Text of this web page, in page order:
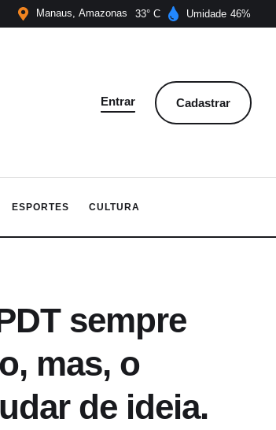
Manaus Amazonas 33 Umidade 46
Entrar Cadastrar
ESPORTES CULTURA
sempre
mas, o
de ideia.